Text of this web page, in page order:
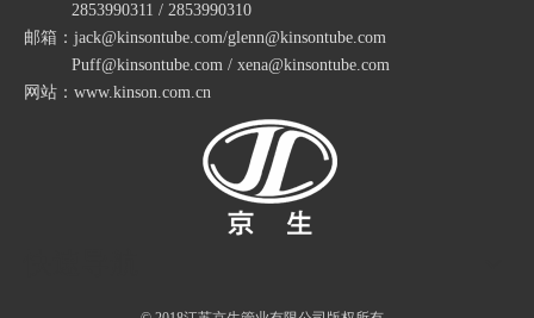
包塑金属软管的透温性试验
包塑金属软管的试验条件
包塑金属软管的耐热性
包塑金属软管的指数测试
江苏京生管业有限公司危险废物管理制度公司
2853990311 / 2853990310
邮箱：jack@kinsontube.com/glenn@kinsontube.com
Puff@kinsontube.com / xena@kinsontube.com
网站：www.kinson.com.cn